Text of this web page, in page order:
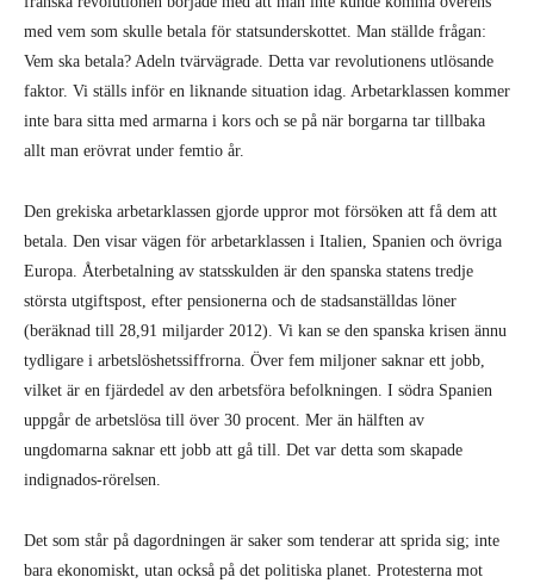
med vem som skulle betala för statsunderskottet. Man ställde frågan:
Vem ska betala? Adeln tvärvägrade. Detta var revolutionens utlösande
faktor. Vi ställs inför en liknande situation idag. Arbetarklassen kommer
inte bara sitta med armarna i kors och se på när borgarna tar tillbaka
allt man erövrat under femtio år.
Den grekiska arbetarklassen gjorde uppror mot försöken att få dem att
betala. Den visar vägen för arbetarklassen i Italien, Spanien och övriga
Europa. Återbetalning av statsskulden är den spanska statens tredje
största utgiftspost, efter pensionerna och de stadsanställdas löner
(beräknad till 28,91 miljarder 2012). Vi kan se den spanska krisen ännu
tydligare i arbetslöshetssiffrorna. Över fem miljoner saknar ett jobb,
vilket är en fjärdedel av den arbetsföra befolkningen. I södra Spanien
uppgår de arbetslösa till över 30 procent. Mer än hälften av
ungdomarna saknar ett jobb att gå till. Det var detta som skapade
indignados-rörelsen.
Det som står på dagordningen är saker som tenderar att sprida sig; inte
bara ekonomiskt, utan också på det politiska planet. Protesterna mot